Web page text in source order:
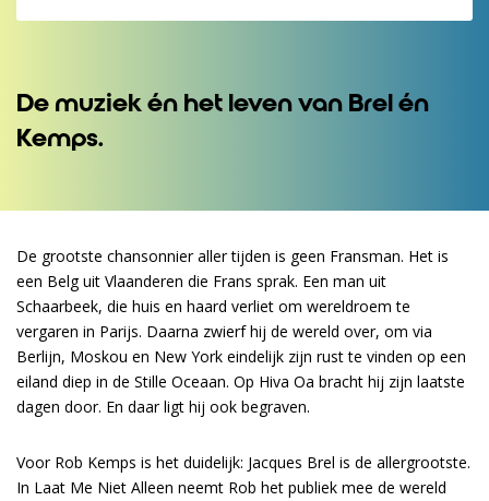
De muziek én het leven van Brel én
Kemps.
De grootste chansonnier aller tijden is geen Fransman. Het is
een Belg uit Vlaanderen die Frans sprak. Een man uit
Schaarbeek, die huis en haard verliet om wereldroem te
vergaren in Parijs. Daarna zwierf hij de wereld over, om via
Berlijn, Moskou en New York eindelijk zijn rust te vinden op een
eiland diep in de Stille Oceaan. Op Hiva Oa bracht hij zijn laatste
dagen door. En daar ligt hij ook begraven.
Voor Rob Kemps is het duidelijk: Jacques Brel is de allergrootste.
In Laat Me Niet Alleen neemt Rob het publiek mee de wereld